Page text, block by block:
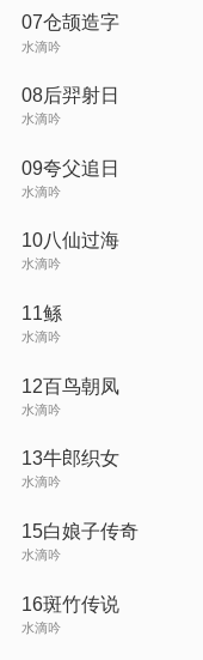
07仓颉造字
水滴吟
08后羿射日
水滴吟
09夸父追日
水滴吟
10八仙过海
水滴吟
11鲧
水滴吟
12百鸟朝凤
水滴吟
13牛郎织女
水滴吟
15白娘子传奇
水滴吟
16斑竹传说
水滴吟